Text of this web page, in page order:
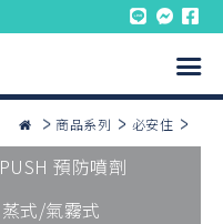
商品系列 必安住
預防噴劑
式/氣霧式